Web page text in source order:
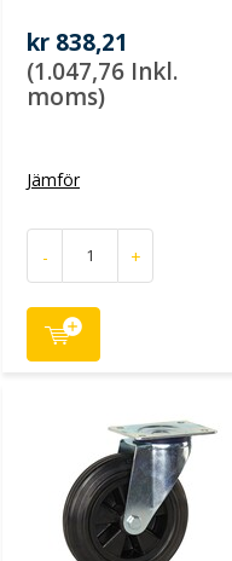
kr 838,21
(1.047,76 Inkl.
moms)
Jämför
- +